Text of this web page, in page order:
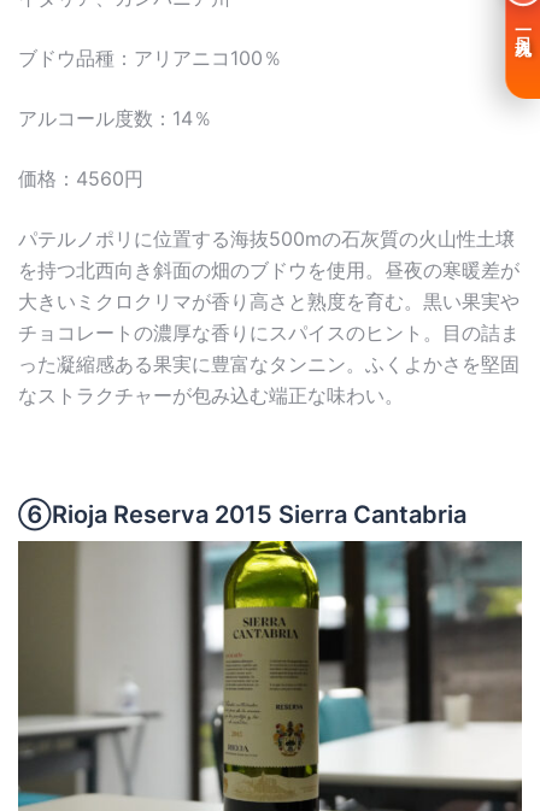
ブドウ品種：アリアニコ100％
アルコール度数：14％
価格：4560円
パテルノポリに位置する海抜500mの石灰質の火山性土壌
を持つ北西向き斜面の畑のブドウを使用。昼夜の寒暖差が
大きいミクロクリマが香り高さと熟度を育む。黒い果実や
チョコレートの濃厚な香りにスパイスのヒント。目の詰ま
った凝縮感ある果実に豊富なタンニン。ふくよかさを堅固
なストラクチャーが包み込む端正な味わい。
⑥Rioja Reserva 2015 Sierra Cantabria